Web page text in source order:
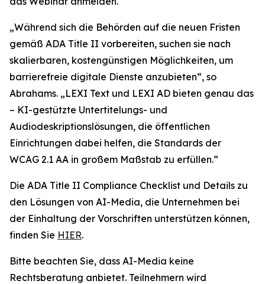
„Während sich die Behörden auf die neuen Fristen
gemäß ADA Title II vorbereiten, suchen sie nach
skalierbaren, kostengünstigen Möglichkeiten, um
barrierefreie digitale Dienste anzubieten“, so
Abrahams. „LEXI Text und LEXI AD bieten genau das
– KI-gestützte Untertitelungs- und
Audiodeskriptionslösungen, die öffentlichen
Einrichtungen dabei helfen, die Standards der
WCAG 2.1 AA in großem Maßstab zu erfüllen.“
Die ADA Title II Compliance Checklist und Details zu
den Lösungen von AI-Media, die Unternehmen bei
der Einhaltung der Vorschriften unterstützen können,
finden Sie HIER.
Bitte beachten Sie, dass AI-Media keine
Rechtsberatung anbietet. Teilnehmern wird